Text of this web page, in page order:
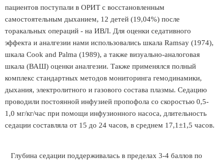
пациентов поступали в ОРИТ с восстановленным
самостоятельным дыханием, 12 детей (19,04%) после
торакальных операций - на ИВЛ. Для оценки седативного
эффекта и аналгезии нами использовались шкала Ramsay (1974),
шкала Cook and Palma (1989), а также визуально-аналоговая
шкала (ВАШ) оценки аналгезии. Также применялся полный
комплекс стандартных методов мониторинга гемодинамики,
дыхания, электролитного и газового состава плазмы. Седацию
проводили постоянной инфузией пропофола со скоростью 0,5-
1,0 мг/кг/час при помощи инфузионного насоса, длительность
седации составляла от 15 до 24 часов, в среднем 17,1±1,5 часов.
Глубина седации поддерживалась в пределах 3-4 баллов по